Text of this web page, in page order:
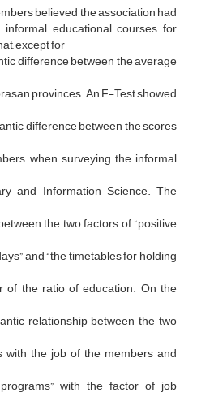
believed the association had
educational courses for
except for
difference between the average
provinces. An F-Test showed
difference between the scores
when surveying the informal
and Information Science. The
the two factors of “positive
and “the timetables for holding
of the ratio of education. On the
relationship between the two
the job of the members and
with the factor of job